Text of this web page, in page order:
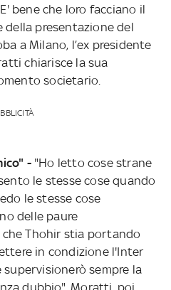
bene che loro facciano il
della presentazione del
a Milano, l’ex presidente
chiarisce la sua
societario.
-"Ho letto cose strane
le stesse cose quando
le stesse cose
delle paure
Thohir stia portando
in condizione l'Inter
supervisionerò sempre la
dubbio". Moratti, poi,